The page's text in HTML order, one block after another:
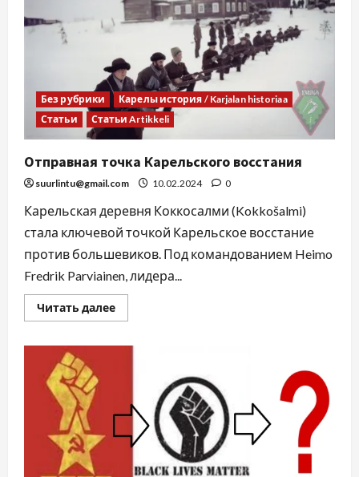
Без рубрики
Карелы история / Karjalan historiaa
Статьи
Статьи Artikkeli
Отправная точка Карельского восстания
suurlintu@gmail.com 10.02.2024 0
Карельская деревня Коккосалми (Kokkošalmi)
стала ключевой точкой Карельское восстание
против большевиков. Под командованием Heimo
Fredrik Parviainen, лидера...
Читать далее